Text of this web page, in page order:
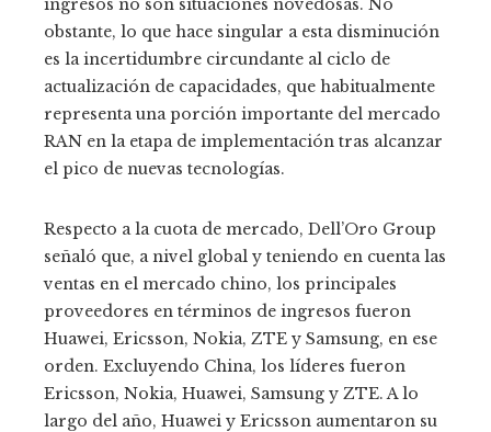
ingresos no son situaciones novedosas. No
obstante, lo que hace singular a esta disminución
es la incertidumbre circundante al ciclo de
actualización de capacidades, que habitualmente
representa una porción importante del mercado
RAN en la etapa de implementación tras alcanzar
el pico de nuevas tecnologías.
Respecto a la cuota de mercado, Dell’Oro Group
señaló que, a nivel global y teniendo en cuenta las
ventas en el mercado chino, los principales
proveedores en términos de ingresos fueron
Huawei, Ericsson, Nokia, ZTE y Samsung, en ese
orden. Excluyendo China, los líderes fueron
Ericsson, Nokia, Huawei, Samsung y ZTE. A lo
largo del año, Huawei y Ericsson aumentaron su